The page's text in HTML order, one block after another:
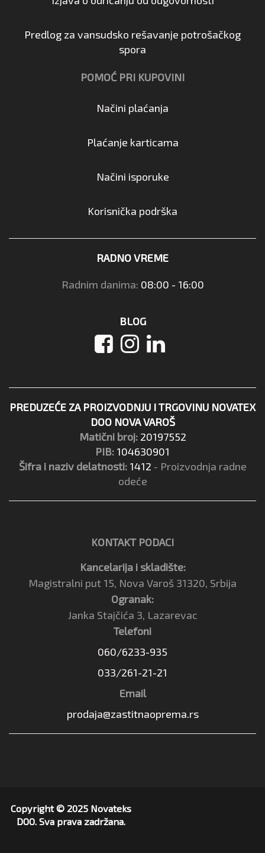
Predlog za vansudsko rešavanje potrošačkog
spora
POMOĆ PRI KUPOVINI
Načini plaćanja
Plaćanje karticama
Načini isporuke
Korisnička podrška
RADNO VREME
Radnim danima: 08:00 - 16:00
BLOG
PREDUZEĆE ZA PROIZVODNJU I TRGOVINU NOVATEX
DOO NOVA VAROŠ
Matični broj: 20197552
PIB: 104630901
Šifra i naziv delatnosti: 1412 - Proizvodnja radne
odeće
KONTAKT PODACI
Kancelarija i skladište:
Magistralni put 15, Nova Varoš 31320, Srbija
Ogranak:
Janka Stajčića 3, Lazarevac
Telefoni
060/6233-935
033/261-21-21
Email
prodaja@zastitnaoprema.rs
Copyright © 2025 Novateks
DOO. Sva prava zadržana.